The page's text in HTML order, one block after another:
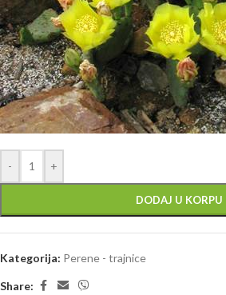
- +
DODAJ U KORPU
Kategorija: Perene - trajnice
Share: